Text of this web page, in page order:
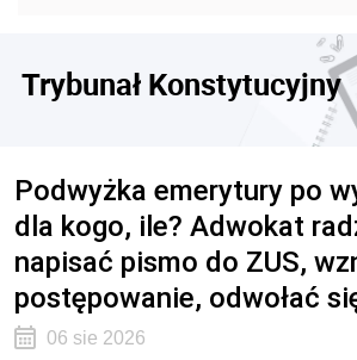
Trybunał Konstytucyjny
Podwyżka emerytury po
dla kogo, ile? Adwokat
napisać pismo do ZUS,
postępowanie, odwołać
06 sie 2026